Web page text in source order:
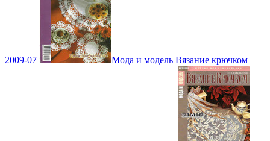
2009-07 Мода и модель Вязание крючком